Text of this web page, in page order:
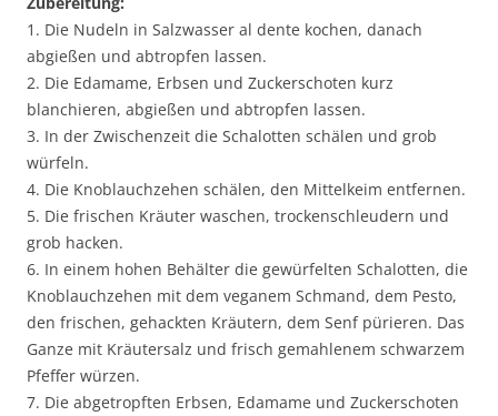
1. Die Nudeln in Salzwasser al dente kochen, danach
abgießen und abtropfen lassen.
2. Die Edamame, Erbsen und Zuckerschoten kurz
blanchieren, abgießen und abtropfen lassen.
3. In der Zwischenzeit die Schalotten schälen und grob
würfeln.
4. Die Knoblauchzehen schälen, den Mittelkeim entfernen.
5. Die frischen Kräuter waschen, trockenschleudern und
grob hacken.
6. In einem hohen Behälter die gewürfelten Schalotten, die
Knoblauchzehen mit dem veganem Schmand, dem Pesto,
den frischen, gehackten Kräutern, dem Senf pürieren. Das
Ganze mit Kräutersalz und frisch gemahlenem schwarzem
Pfeffer würzen.
7. Die abgetropften Erbsen, Edamame und Zuckerschoten